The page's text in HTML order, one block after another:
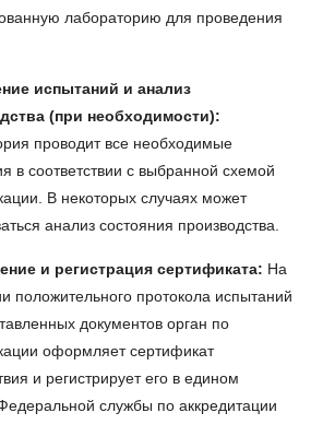
лабораторию для проведения
испытаний и анализ
(при необходимости):
проводит все необходимые
в соответствии с выбранной схемой
В некоторых случаях может
анализ состояния производства.
и регистрация сертификата: На
положительного протокола испытаний
документов орган по
оформляет сертификат
и регистрирует его в едином
службы по аккредитации